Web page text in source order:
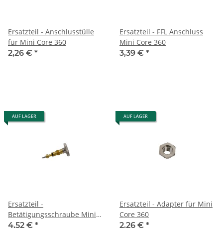
Ersatzteil - Anschlusstülle
für Mini Core 360
2,26 € *
Ersatzteil - FFL Anschluss
Mini Core 360
3,39 € *
AUF LAGER
Ersatzteil -
Betätigungsschraube Mini
Core 360
4,52 € *
AUF LAGER
Ersatzteil - Adapter für Mini
Core 360
2,26 € *